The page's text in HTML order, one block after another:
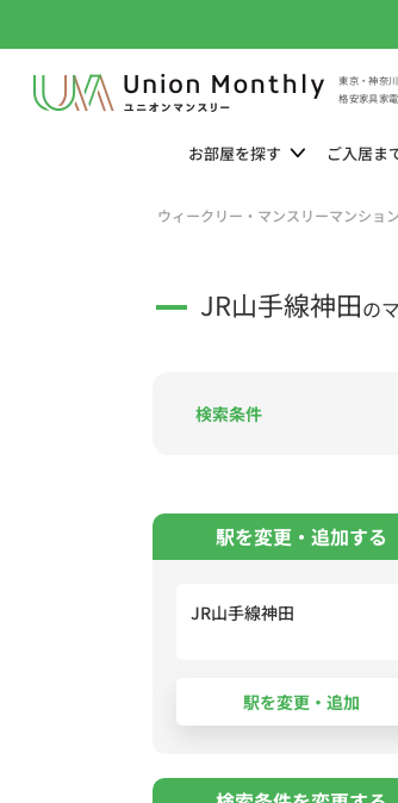
東京・神奈
格安家具家
お部屋を探す ご入居ま
ウィークリー・マンスリーマンショ
JR山手線神田の
検索条件
駅を変更・追加する
JR山手線神田